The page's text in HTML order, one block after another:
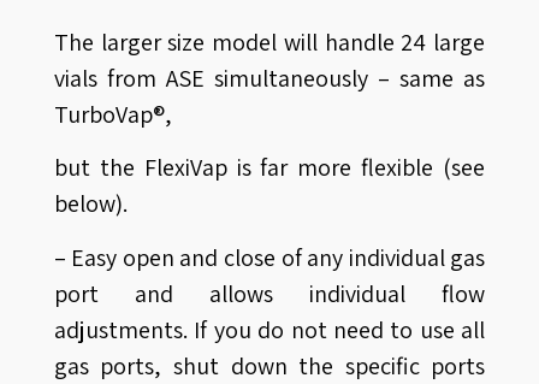
The larger size model will handle 24 large
vials from ASE simultaneously – same as
TurboVap®,
but the FlexiVap is far more flexible (see
below).
– Easy open and close of any individual gas
port and allows individual flow
adjustments. If you do not need to use all
gas ports, shut down the specific ports